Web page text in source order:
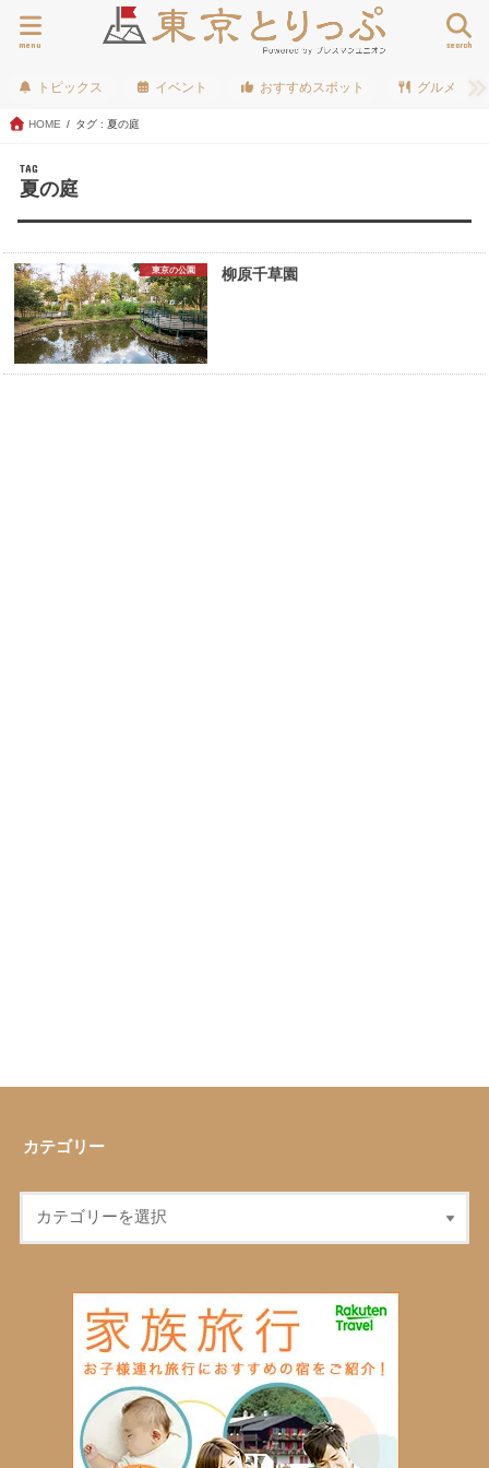
search
menu
トピックス イベント おすすめスポット グルメ
HOME タグ : 夏の庭
TAG
夏の庭
東京の公園 柳原千草園
カテゴリー